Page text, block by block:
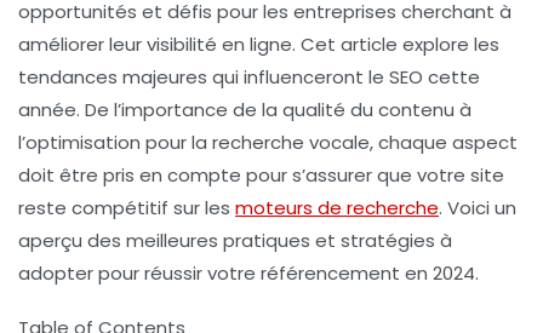
opportunités et défis pour les entreprises cherchant à
améliorer leur visibilité en ligne. Cet article explore les
tendances majeures qui influenceront le SEO cette
année. De l’importance de la qualité du contenu à
l’optimisation pour la recherche vocale, chaque aspect
doit être pris en compte pour s’assurer que votre site
reste compétitif sur les moteurs de recherche. Voici un
aperçu des meilleures pratiques et stratégies à
adopter pour réussir votre référencement en 2024.